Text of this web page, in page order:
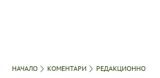
НАЧАЛО КОМЕНТАРИ РЕДАКЦИОННО